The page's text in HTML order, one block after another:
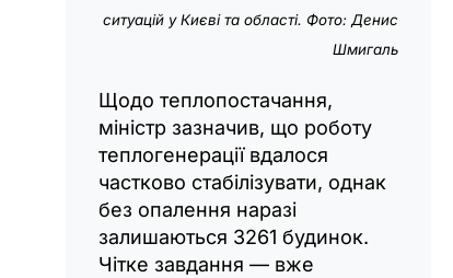
ситуацій у Києві та області. Фото: Денис
Шмигаль
Щодо теплопостачання,
міністр зазначив, що роботу
теплогенерації вдалося
частково стабілізувати, однак
без опалення наразі
залишаються 3261 будинок.
Чітке завдання — вже